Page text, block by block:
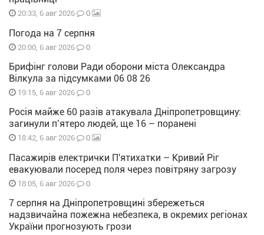
20:33, 6 авг 2026 0
Погода на 7 серпня
20:00, 6 авг 2026 0
Брифінг голови Ради оборони міста Олександра
Вілкула за підсумками 06 08 26
19:15, 6 авг 2026 0
Росія майже 60 разів атакувала Дніпропетровщину:
загинули п’ятеро людей, ще 16 – поранені
18:42, 6 авг 2026 0
Пасажирів електрички П'ятихатки – Кривий Ріг
евакуювали посеред поля через повітряну загрозу
18:05, 6 авг 2026 0
7 серпня на Дніпропетровщині збережеться
надзвичайна пожежна небезпека, в окремих регіонах
України прогнозують грози